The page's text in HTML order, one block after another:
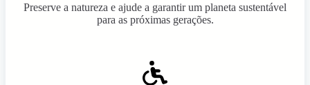
Preserve a natureza e ajude a garantir um planeta sustentável
para as próximas gerações.